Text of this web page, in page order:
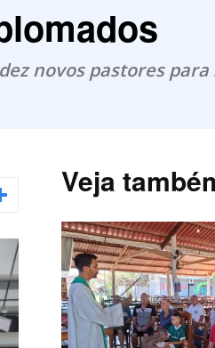
novos pastores
Veja